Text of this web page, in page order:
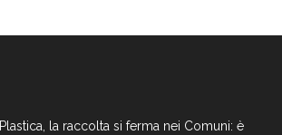
Plastica, la raccolta si ferma nei Comuni: è